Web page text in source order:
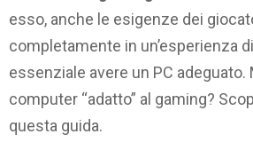
esso, anche le esigenze dei
completamente in un’esperienza
essenziale avere un PC adeguato.
computer “adatto” al gaming?
questa guida.